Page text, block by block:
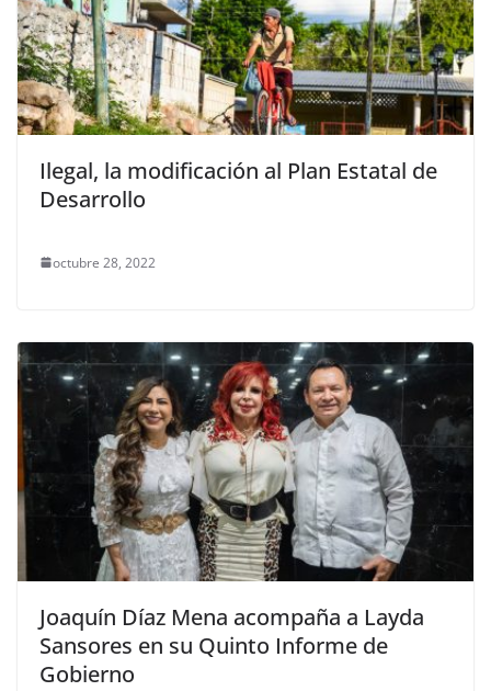
Ilegal, la modificación al Plan Estatal de
Desarrollo
octubre 28, 2022
Joaquín Díaz Mena acompaña a Layda
Sansores en su Quinto Informe de
Gobierno